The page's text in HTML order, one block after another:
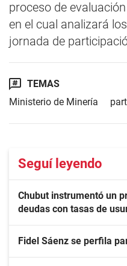
proceso de
en el cual analizará
jornada de
TEMAS
Ministerio de Minería
Seguí leyendo
Chubut instrumentó un
deudas con tasas de
Fidel Sáenz se perfila